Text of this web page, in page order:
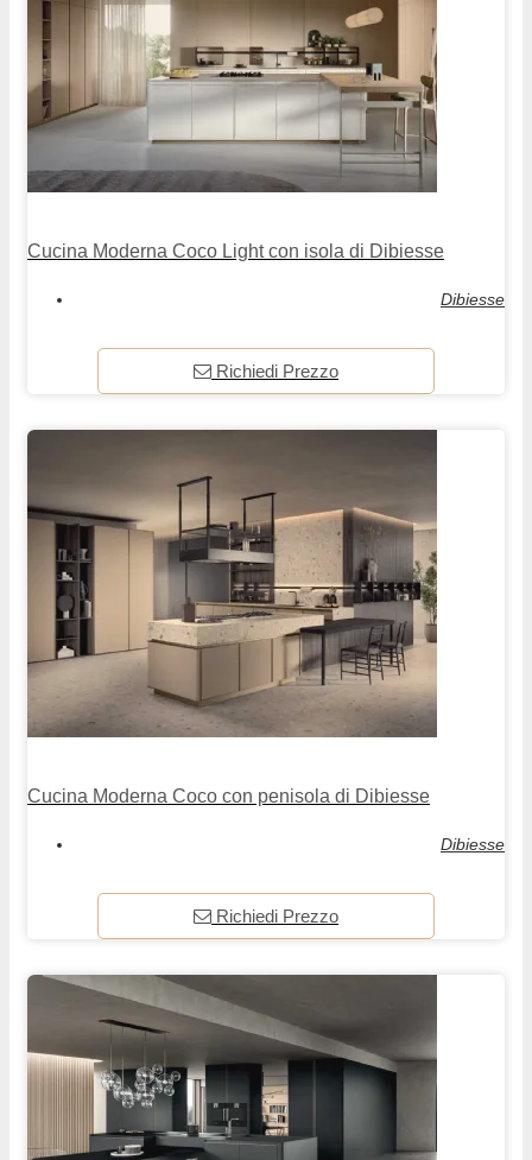
Cucina Moderna Coco Light con isola di Dibiesse
Dibiesse
Richiedi Prezzo
Cucina Moderna Coco con penisola di Dibiesse
Dibiesse
Richiedi Prezzo